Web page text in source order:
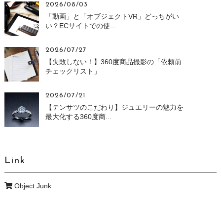
2026/08/03
「動画」と「オブジェクトVR」どっちがい
い？ECサイトでの使...
2026/07/27
【失敗しない！】360度商品撮影の「依頼前
チェックリスト」
2026/07/21
【テンサツのこだわり】ジュエリーの魅力を
最大化する360度商...
Link
Object Junk